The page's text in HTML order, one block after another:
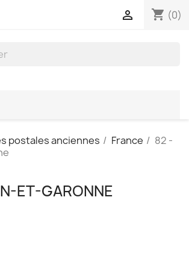
shopping_cart (0)

postales anciennes France
82 -
ET-GARONNE